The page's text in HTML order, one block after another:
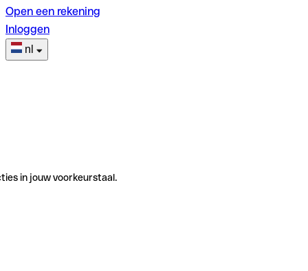
Open een rekening
Inloggen
nl
in jouw voorkeurstaal.